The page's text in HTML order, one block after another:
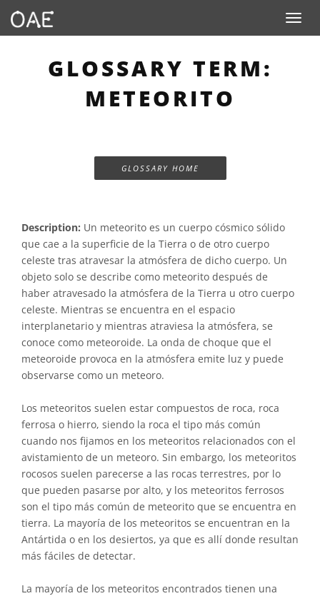
Toggle
GLOSSARY TERM:
METEORITO
GLOSSARY HOME
Description: Un meteorito es un cuerpo cósmico sólido
que cae a la superficie de la Tierra o de otro cuerpo
celeste tras atravesar la atmósfera de dicho cuerpo. Un
objeto solo se describe como meteorito después de
haber atravesado la atmósfera de la Tierra u otro cuerpo
celeste. Mientras se encuentra en el espacio
interplanetario y mientras atraviesa la atmósfera, se
conoce como meteoroide. La onda de choque que el
meteoroide provoca en la atmósfera emite luz y puede
observarse como un meteoro.
Los meteoritos suelen estar compuestos de roca, roca
ferrosa o hierro, siendo la roca el tipo más común
cuando nos fijamos en los meteoritos relacionados con el
avistamiento de un meteoro. Sin embargo, los meteoritos
rocosos suelen parecerse a las rocas terrestres, por lo
que pueden pasarse por alto, y los meteoritos ferrosos
son el tipo más común de meteorito que se encuentra en
tierra. La mayoría de los meteoritos se encuentran en la
Antártida o en los desiertos, ya que es allí donde resultan
más fáciles de detectar.
La mayoría de los meteoritos encontrados tienen una